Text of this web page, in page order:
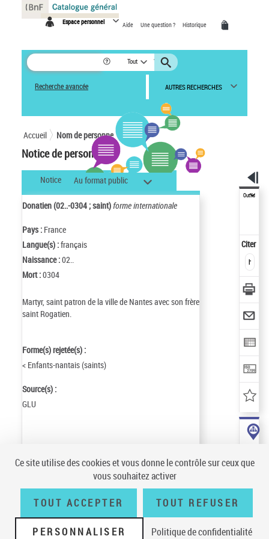
Espace personnel Aide Une question ? Historique
Tout
Recherche avancée AUTRES RECHERCHES
Accueil Nom de personne
Notice de personne
Notice Au format public
Donatien (02..-0304 ; saint)forme internationale
Pays : France
Langue(s) :français
Naissance :02..
Mort :0304
Martyr, saint patron de la ville de Nantes avec son frère
saint Rogatien.
Forme(s) rejetée(s) :
< Enfants-nantais (saints)
Source(s) :
GLU
Notice n° :FRBNF11982313
Mise à jour :98/12/10
Outils
Citer
Conditions générales d'utilisation | A propos | Plan du site | Écrire à la
Panneau de gestion des cookies
Ce site utilise des cookies et vous donne le contrôle sur ceux que
vous souhaitez activer
TOUT ACCEPTER TOUT REFUSER
PERSONNALISER Politique de confidentialité